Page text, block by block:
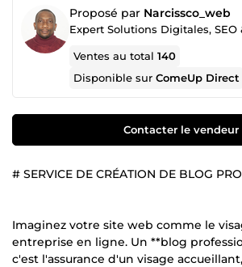
Proposé par Narcissco_web
Ventes au total140
Disponible surComeUp Direct
Contacter le vendeur
# SERVICE DE CRÉATION DE BLOG
Imaginez votre site web comme le
entreprise en ligne. Un **blog
c'est l'assurance d'un visage